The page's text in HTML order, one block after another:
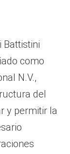
Battistini
como
N.V.,
del
y permitir la